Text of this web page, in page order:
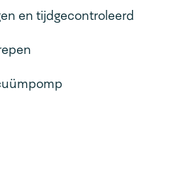
en tijdgecontroleerd